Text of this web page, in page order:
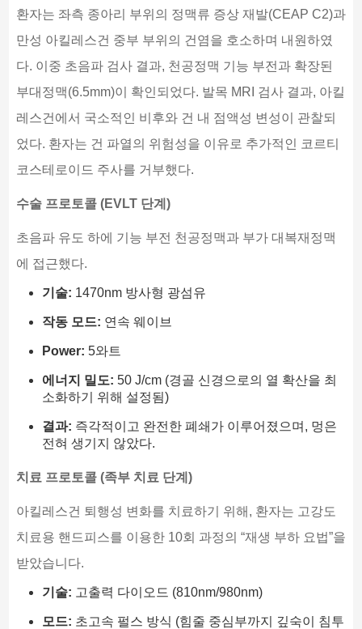
환자는 좌측 종아리 부위의 정맥류 증상 재발(CEAP C2)과
만성 아킬레스건 중부 부위의 건염을 호소하며 내원하였
다. 이중 초음파 검사 결과, 천공정맥 기능 부전과 확장된
부대정맥(6.5mm)이 확인되었다. 발목 MRI 검사 결과, 아킬
레스건에서 국소적인 비후와 건 내 점액성 변성이 관찰되
었다. 환자는 건 파열의 위험성을 이유로 추가적인 코르티
코스테로이드 주사를 거부했다.
수술 프로토콜 (EVLT 단계)
초음파 유도 하에 기능 부전 천공정맥과 부가 대복재정맥
에 접근했다.
기술: 1470nm 방사형 광섬유
작동 모드: 연속 웨이브
Power: 5와트
에너지 밀도: 50 J/cm (경골 신경으로의 열 확산을 최
소화하기 위해 설정됨)
결과: 즉각적이고 완전한 폐쇄가 이루어졌으며, 멍은
전혀 생기지 않았다.
치료 프로토콜 (족부 치료 단계)
아킬레스건 퇴행성 변화를 치료하기 위해, 환자는 고강도
치료용 핸드피스를 이용한 10회 과정의 “재생 부하 요법”을
받았습니다.
기술: 고출력 다이오드 (810nm/980nm)
모드: 초고속 펄스 방식 (힘줄 중심부까지 깊숙이 침투